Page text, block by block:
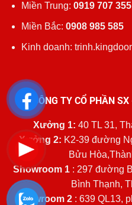
Miền Trung: 0919 707 355
Miền Bắc: 0908 985 585
Kinh doanh:
CÔNG TY CỔ PHẦN
Xưởng 1: 40 TL 31,
Xưởng 2: K2-39 đường
Bửu
Showroom 1 : 297 đường
Bình Thạnh,
Showroom 2: 639 QL13,